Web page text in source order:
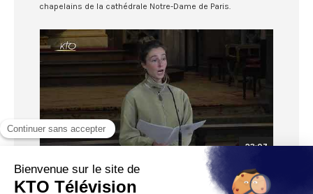
chapelains de la cathédrale Notre-Dame de Paris.
23:07
Vêpres du 3 mai 2021 à Saint-Germain-
l’Auxerrois